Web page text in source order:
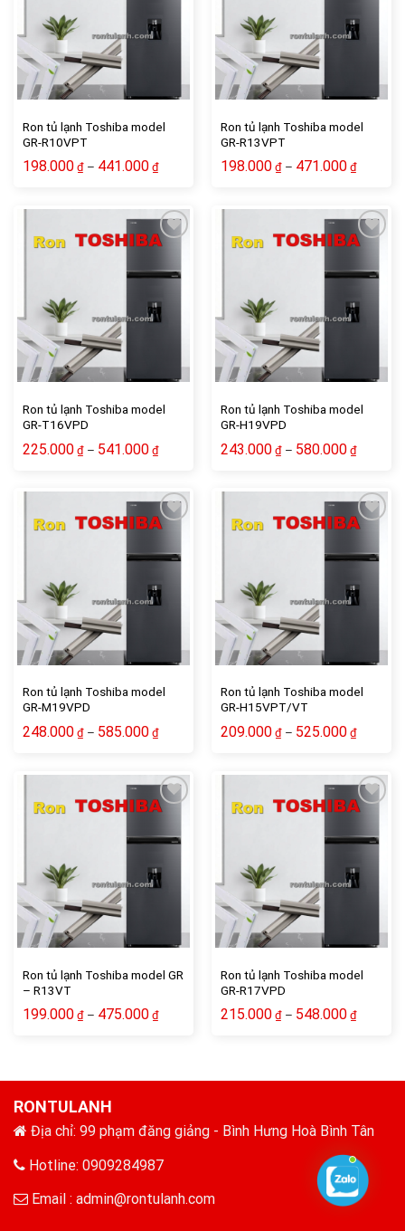
Ron tủ lạnh Toshiba model
GR-R10VPT
198.000 ₫– 441.000 ₫
Ron tủ lạnh Toshiba model
GR-R13VPT
198.000 ₫– 471.000 ₫
Add to wishlist
Ron tủ lạnh Toshiba model
GR-T16VPD
225.000 ₫– 541.000 ₫
Add to wishlist
Ron tủ lạnh Toshiba model
GR-H19VPD
243.000 ₫– 580.000 ₫
Add to wishlist
Ron tủ lạnh Toshiba model
GR-M19VPD
248.000 ₫– 585.000 ₫
Add to wishlist
Ron tủ lạnh Toshiba model
GR-H15VPT/VT
209.000 ₫– 525.000 ₫
Add to wishlist
Ron tủ lạnh Toshiba model GR
– R13VT
199.000 ₫– 475.000 ₫
Add to wishlist
Ron tủ lạnh Toshiba model
GR-R17VPD
215.000 ₫– 548.000 ₫
RONTULANH
Địa chỉ: 99 phạm đăng giảng - Bình Hưng Hoà Bình Tân
Hotline: 0909284987
Email : admin@rontulanh.com